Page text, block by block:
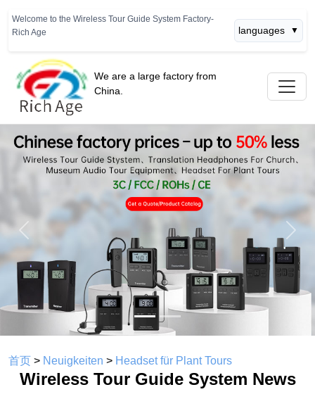
Welcome to the Wireless Tour Guide System Factory-
Rich Age
languages ▼
We are a large factory from
China.
Previous Next
首页 > Neuigkeiten > Headset für Plant Tours
Wireless Tour Guide System News